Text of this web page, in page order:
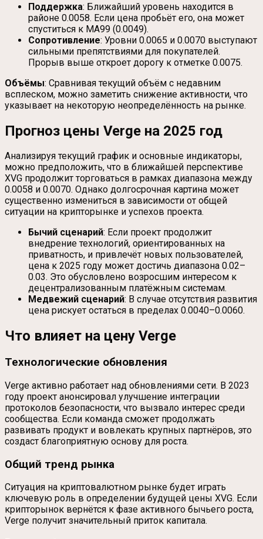
Поддержка: Ближайший уровень находится в
районе 0.0058. Если цена пробьёт его, она может
спуститься к MA99 (0.0049).
Сопротивление: Уровни 0.0065 и 0.0070 выступают
сильными препятствиями для покупателей.
Прорыв выше откроет дорогу к отметке 0.0075.
Объёмы: Сравнивая текущий объём с недавним
всплеском, можно заметить снижение активности, что
указывает на некоторую неопределённость на рынке.
Прогноз цены Verge на 2025 год
Анализируя текущий график и основные индикаторы,
можно предположить, что в ближайшей перспективе
XVG продолжит торговаться в рамках диапазона между
0.0058 и 0.0070. Однако долгосрочная картина может
существенно измениться в зависимости от общей
ситуации на крипторынке и успехов проекта.
Бычий сценарий: Если проект продолжит
внедрение технологий, ориентированных на
приватность, и привлечёт новых пользователей,
цена к 2025 году может достичь диапазона 0.02–
0.03. Это обусловлено возросшим интересом к
децентрализованным платёжным системам.
Медвежий сценарий: В случае отсутствия развития
цена рискует остаться в пределах 0.0040–0.0060.
Что влияет на цену Verge
Технологические обновления
Verge активно работает над обновлениями сети. В 2023
году проект анонсировал улучшение интеграции
протоколов безопасности, что вызвало интерес среди
сообщества. Если команда сможет продолжать
развивать продукт и вовлекать крупных партнёров, это
создаст благоприятную основу для роста.
Общий тренд рынка
Ситуация на криптовалютном рынке будет играть
ключевую роль в определении будущей цены XVG. Если
крипторынок вернётся к фазе активного бычьего роста,
Verge получит значительный приток капитала.